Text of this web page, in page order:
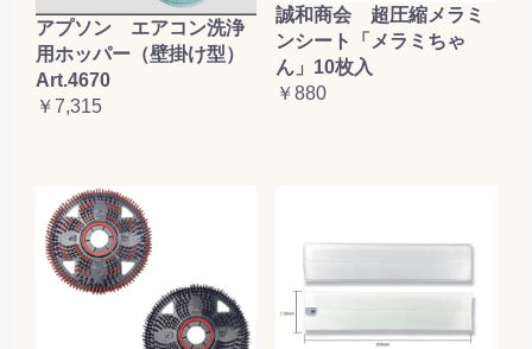
アプソン エアコン洗浄
用ホッパー（壁掛け型）
Art.4670
￥7,315
誠和商会 超圧縮メラミ
ンシート「メラミちゃ
ん」10枚入
￥880